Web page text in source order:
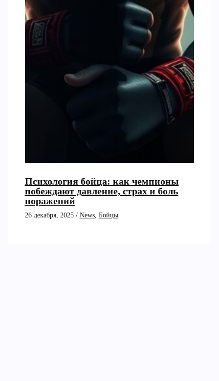
Психология бойца: как чемпионы
побеждают давление, страх и боль
поражений
26 декабря, 2025 / News, Бойцы